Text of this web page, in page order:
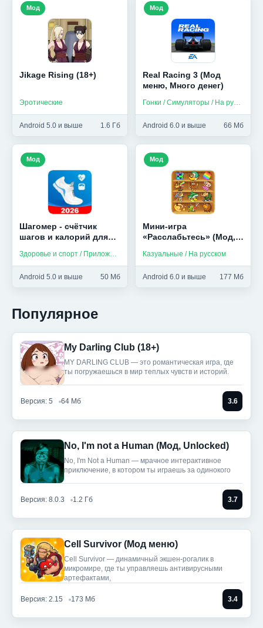
Jikage Rising (18+)
Эротические
Android 5.0 и выше 1.6 Гб
Мод
Real Racing 3 (Мод
меню, Много денег)
Android 6.0 и выше 66 Мб
Мод
Шагомер - счётчик
шагов и калорий для
Unlocked)
Android 5.0 и выше 50 Мб
Мод
Мини-игра
«Расслабьтесь» (Мод,
Казуальные / На русском
Android 6.0 и выше 177 Мб
Мод
Популярное
My Darling Club (18+)
MY DARLING CLUB — это романтическая игра, где
ты погружаешься в мир теплых чувств и историй.
Версия: 5 64 Мб 3.6
No, I'm not a Human (Мод, Unlocked)
No, I'm Not a Human — мрачное интерактивное
приключение, в котором ты играешь за одинокого
Версия: 8.0.3 1.2 Гб 3.7
Cell Survivor (Мод меню)
Cell Survivor — динамичный экшен-рогалик в
микромире, где ты управляешь антивирусными
артефактами,
Версия: 2.15 173 Мб 3.4